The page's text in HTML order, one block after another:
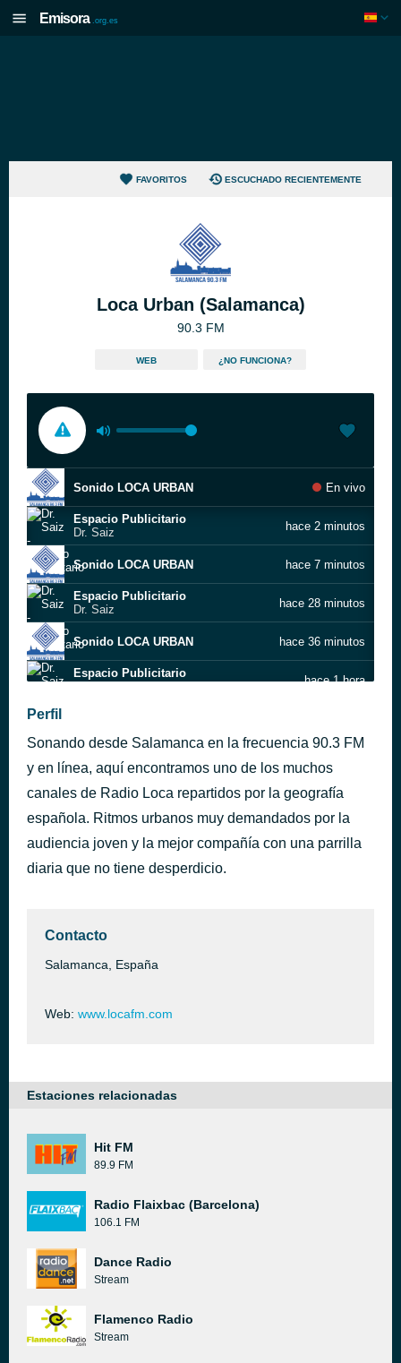
Emisora .org.es
FAVORITOS ESCUCHADO RECIENTEMENTE
Loca Urban (Salamanca)
90.3 FM
WEB ¿NO FUNCIONA?
Sonido LOCA URBAN En vivo
Espacio Publicitario
Dr. Saiz
hace 2 minutos
Sonido LOCA URBAN hace 7 minutos
Espacio Publicitario
Dr. Saiz
hace 28 minutos
Sonido LOCA URBAN hace 36 minutos
Espacio Publicitario
hace 1 hora
The Urban Morning hace 1 hora
Perfil
Sonando desde Salamanca en la frecuencia 90.3 FM
y en línea, aquí encontramos uno de los muchos
canales de Radio Loca repartidos por la geografía
española. Ritmos urbanos muy demandados por la
audiencia joven y la mejor compañía con una parrilla
diaria que no tiene desperdicio.
Contacto
Salamanca, España
Web: www.locafm.com
Estaciones relacionadas
Hit FM
89.9 FM
Radio Flaixbac (Barcelona)
106.1 FM
Dance Radio
Stream
Flamenco Radio
Stream